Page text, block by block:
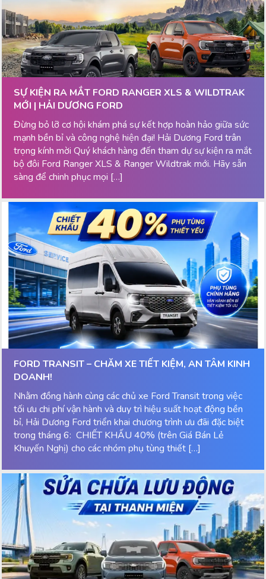
SỰ KIỆN RA MẮT FORD RANGER XLS & WILDTRAK
MỚI | HẢI DƯƠNG FORD
Đừng bỏ lỡ cơ hội khám phá sự kết hợp hoàn hảo giữa sức
mạnh bền bỉ và công nghệ hiện đại! Hải Dương Ford trân
trọng kính mời Quý khách hàng đến tham dự sự kiện ra mắt
bộ đôi Ford Ranger XLS & Ranger Wildtrak mới. Hãy sẵn
sàng để chinh phục mọi […]
FORD TRANSIT – CHĂM XE TIẾT KIỆM, AN TÂM KINH
DOANH!
Nhằm đồng hành cùng các chủ xe Ford Transit trong việc
tối ưu chi phí vận hành và duy trì hiệu suất hoạt động bền
bỉ, Hải Dương Ford triển khai chương trình ưu đãi đặc biệt
trong tháng 6: CHIẾT KHẤU 40% (trên Giá Bán Lẻ
Khuyến Nghị) cho các nhóm phụ tùng thiết […]